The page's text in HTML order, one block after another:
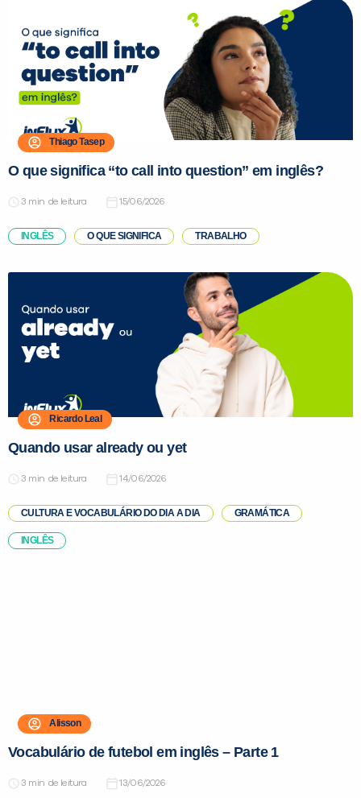
Thiago Tasep
O que significa “to call into question” em inglês?
de leitura 15/06/2026
INGLÊS O QUE SIGNIFICA TRABALHO
Ricardo Leal
Quando usar already ou yet
de leitura 14/06/2026
CULTURA E VOCABULÁRIO DO DIA A DIA GRAMÁTICA
INGLÊS
Alisson
Vocabulário de futebol em inglês – Parte 1
de leitura 13/06/2026